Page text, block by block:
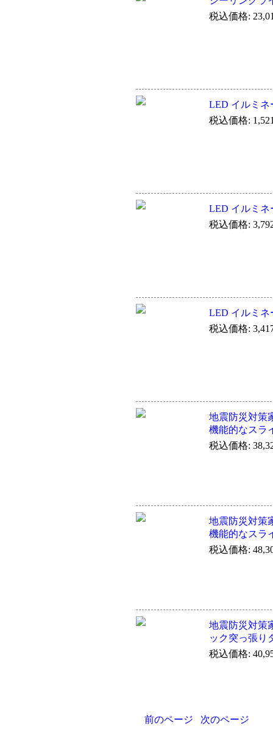
税込価格:
LED イルミネ
税込価格:
LED イルミネ
税込価格:
LED イルミネ
税込価格:
地震防災対策
機能的なスラ
税込価格:
地震防災対策
機能的なスラ
税込価格:
地震防災対策
ック突っ張り
税込価格:
前のページ 次のページ